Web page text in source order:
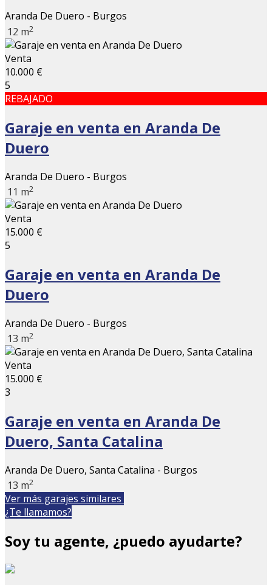
Aranda De Duero - Burgos
12 m2
Venta
10.000 €
5
REBAJADO
Garaje en venta en Aranda De
Duero
Aranda De Duero - Burgos
11 m2
Venta
15.000 €
5
Garaje en venta en Aranda De
Duero
Aranda De Duero - Burgos
13 m2
Venta
15.000 €
3
Garaje en venta en Aranda De
Duero, Santa Catalina
Aranda De Duero, Santa Catalina - Burgos
13 m2
Ver más garajes similares
¿Te llamamos?
Soy tu agente, ¿puedo ayudarte?